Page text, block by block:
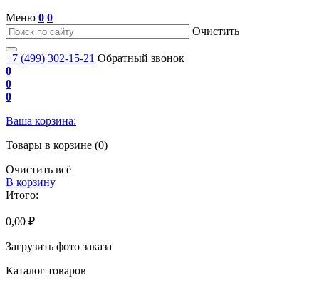
Меню 0 0
Очистить
+7 (499) 302-15-21 Обратный звонок
0
0
0
Ваша корзина:
Товары в корзине (0)
Очистить всё
В корзину
Итого:
0,00 ₽
Загрузить фото заказа
Каталог товаров